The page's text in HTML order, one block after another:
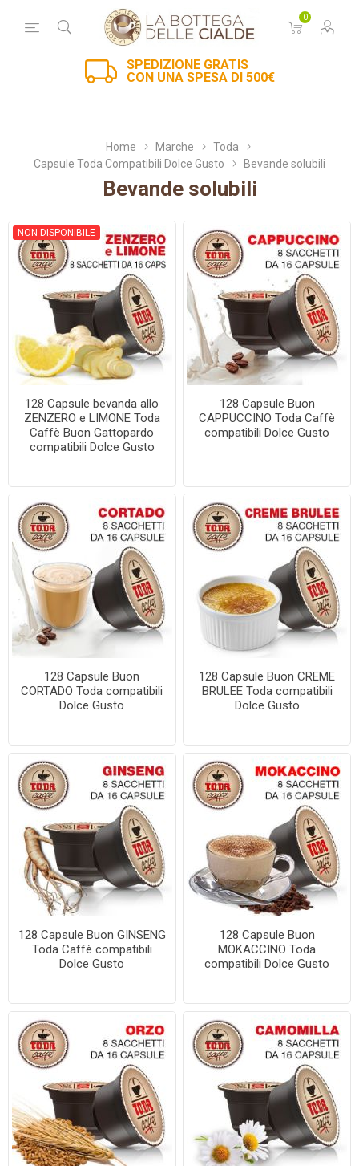
0
SPEDIZIONE GRATIS
CON UNA SPESA DI 500€
Home Marche
Toda
Capsule Toda Compatibili Dolce Gusto
Bevande solubili
Bevande solubili
NON DISPONIBILE
128 Capsule bevanda allo
ZENZERO e LIMONE Toda
Caffè Buon Gattopardo
compatibili Dolce Gusto
128 Capsule Buon
CAPPUCCINO Toda Caffè
compatibili Dolce Gusto
128 Capsule Buon
CORTADO Toda compatibili
Dolce Gusto
128 Capsule Buon CREME
BRULEE Toda compatibili
Dolce Gusto
128 Capsule Buon GINSENG
Toda Caffè compatibili
Dolce Gusto
128 Capsule Buon
MOKACCINO Toda
compatibili Dolce Gusto